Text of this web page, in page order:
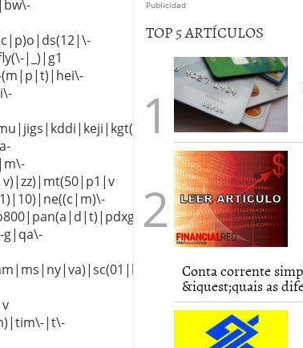
|_)|g1
(m|p|t)|hei\-
|t\-
Publicidad
TOP 5 ARTÍCULOS
Conta corrente
&iquest;quais as